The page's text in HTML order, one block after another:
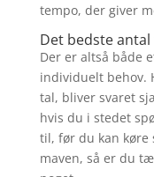
tempo, der giver
Det bedste
Der er altså både
individuelt behov.
tal, bliver svaret
hvis du i stedet
til, før du kan køre
maven, så er du